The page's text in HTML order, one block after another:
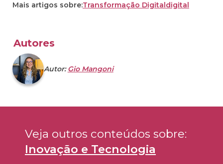
Mais artigos sobre:Transformação Digitaldigital
Autores
Autor:Gio Mangoni
Inovação e Tecnologia